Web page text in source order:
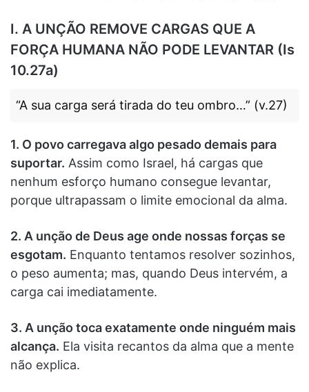
I. A UNÇÃO REMOVE CARGAS QUE A
FORÇA HUMANA NÃO PODE LEVANTAR (Is
10.27a)
“A sua carga será tirada do teu ombro…” (v.27)
1. O povo carregava algo pesado demais para
suportar. Assim como Israel, há cargas que
nenhum esforço humano consegue levantar,
porque ultrapassam o limite emocional da alma.
2. A unção de Deus age onde nossas forças se
esgotam. Enquanto tentamos resolver sozinhos,
o peso aumenta; mas, quando Deus intervém, a
carga cai imediatamente.
3. A unção toca exatamente onde ninguém mais
alcança. Ela visita recantos da alma que a mente
não explica.